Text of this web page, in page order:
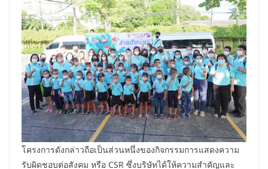
โครงการดังกล่าวถือเป็นส่วนหนึ่งของกิจกรรมการแสดงความ
รับผิดชอบต่อสังคม หรือ CSR ซึ่งบริษัทได้ให้ความสำคัญและ